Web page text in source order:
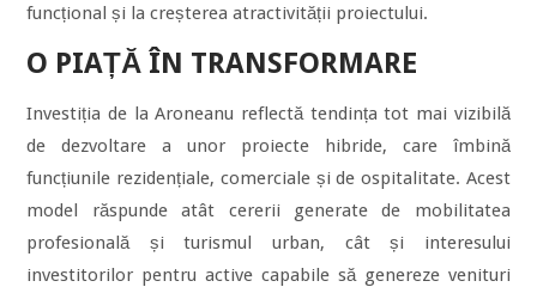
funcțional și la creșterea atractivității proiectului.
O PIAȚĂ ÎN TRANSFORMARE
Investiția de la Aroneanu reflectă tendința tot mai vizibilă
de dezvoltare a unor proiecte hibride, care îmbină
funcțiunile rezidențiale, comerciale și de ospitalitate. Acest
model răspunde atât cererii generate de mobilitatea
profesională și turismul urban, cât și interesului
investitorilor pentru active capabile să genereze venituri